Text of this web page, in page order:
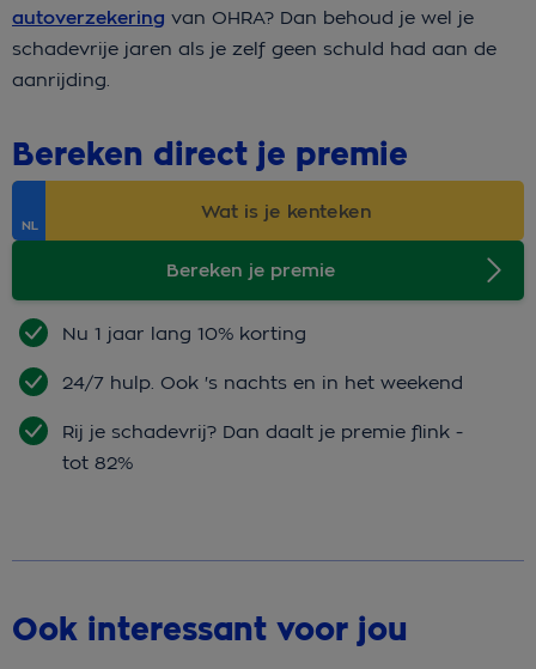
autoverzekering van OHRA? Dan behoud je wel je
schadevrije jaren als je zelf geen schuld had aan de
aanrijding.
Bereken direct je premie
Bereken je premie
Nu 1 jaar lang 10% korting
24/7 hulp. Ook 's nachts en in het weekend
Rij je schadevrij? Dan daalt je premie flink -
tot 82%
Ook interessant voor jou